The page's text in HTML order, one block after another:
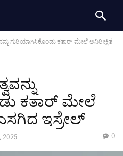
ಗುರಿಯಾಗಿಸಿಕೊಂಡು ಕತಾರ್‌ ಮೇಲೆ ಅನಿರೀಕ್ಷಿತ
ಕತಾರ್‌ ಮೇಲೆ
ಇಸ್ರೇಲ್‌
2025 0